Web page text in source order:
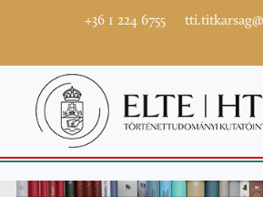
+36 1 224 6755